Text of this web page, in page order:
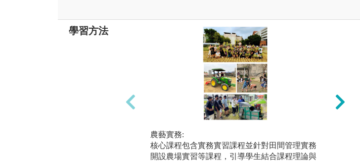
學習方法
農藝實務:
核心課程包含實務實習課程並針對田間管理實務
開設農場實習等課程，引導學生結合課程理論與